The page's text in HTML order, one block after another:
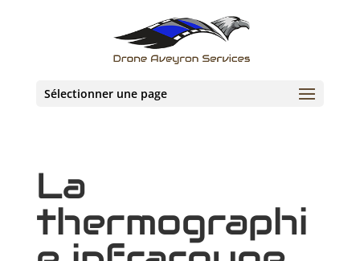
Sélectionner une page
La
thermographi